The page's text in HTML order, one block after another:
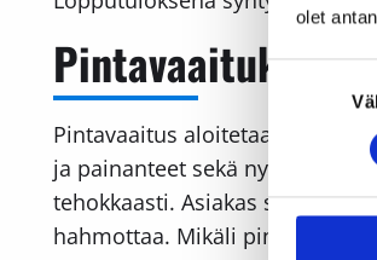
olet
Suostumuksen
Pintavaaituksen
Pintavaaitus aloitetaan tontin
ja painanteet sekä nykyisten
tehokkaasti. Asiakas saa aina
hahmottaa. Mikäli